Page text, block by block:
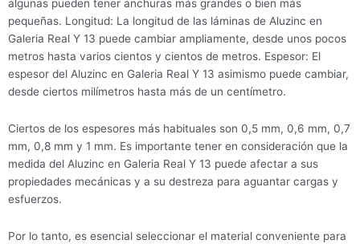
algunas pueden tener anchuras más grandes o bien más
pequeñas. Longitud: La longitud de las láminas de Aluzinc en
Galeria Real Y 13 puede cambiar ampliamente, desde unos pocos
metros hasta varios cientos y cientos de metros. Espesor: El
espesor del Aluzinc en Galeria Real Y 13 asimismo puede cambiar,
desde ciertos milímetros hasta más de un centímetro.
Ciertos de los espesores más habituales son 0,5 mm, 0,6 mm, 0,7
mm, 0,8 mm y 1 mm. Es importante tener en consideración que la
medida del Aluzinc en Galeria Real Y 13 puede afectar a sus
propiedades mecánicas y a su destreza para aguantar cargas y
esfuerzos.
Por lo tanto, es esencial seleccionar el material conveniente para